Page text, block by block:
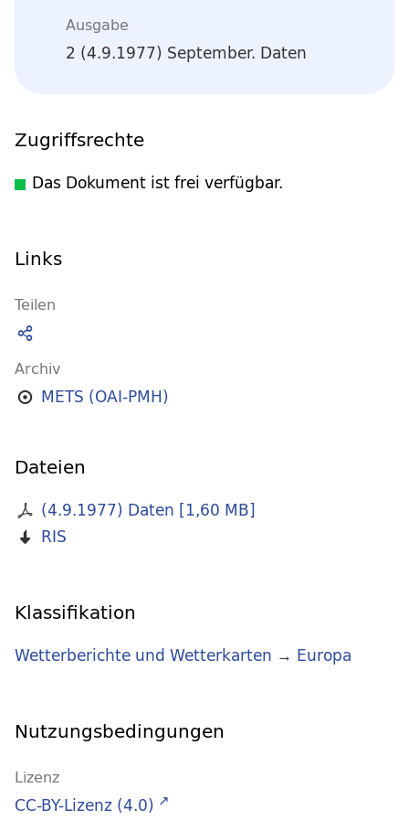
Ausgabe
2 (4.9.1977) September. Daten
Zugriffsrechte
Das Dokument ist frei verfügbar.
Links
Teilen
Archiv
METS (OAI-PMH)
Dateien
(4.9.1977) Daten [1,60 MB]
RIS
Klassifikation
Wetterberichte und Wetterkarten → Europa
Nutzungsbedingungen
Lizenz
CC-BY-Lizenz (4.0)